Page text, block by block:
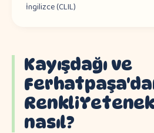
İngilizce (CLIL)
Kayışdağı ve
nasıl?